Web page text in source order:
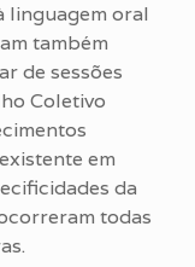
linguagem oral
também
de sessões
Coletivo
em
da
todas